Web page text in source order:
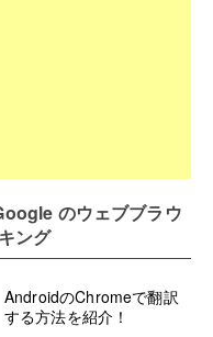
のウェブブラウ
ング
AndroidのChromeで翻訳
する方法を紹介！